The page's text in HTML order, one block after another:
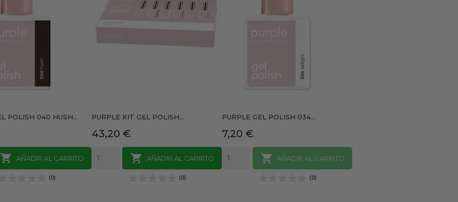
POLISH 040 HUSH...
 AÑADIR AL CARRITO
(0)
PURPLE KIT GEL POLISH...
Precio
43,20 €

AÑADIR AL CARRITO
(0)
PURPLE GEL POLISH 034...
Precio
7,20 €

AÑADIR AL CARRITO
(0)